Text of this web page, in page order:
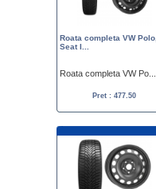
Roata completa VW Polo,
Seat I...
Roata completa VW Po...
Pret : 477.50